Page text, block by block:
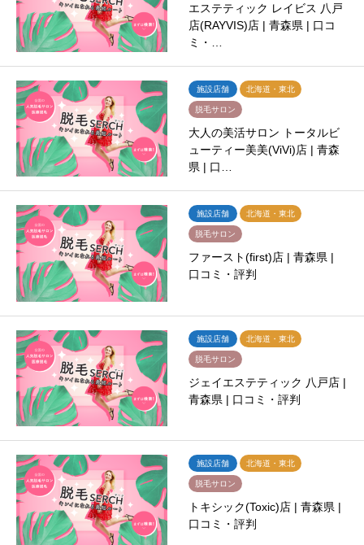
エステティック レイビス 八戸
店(RAYVIS)店 | 青森県 | 口コ
ミ・…
施設店舗 北海道・東北
脱毛サロン
大人の美活サロン トータルビ
ューティー美美(ViVi)店 | 青森
県 | 口…
施設店舗 北海道・東北
脱毛サロン
ファースト(first)店 | 青森県 |
口コミ・評判
施設店舗 北海道・東北
脱毛サロン
ジェイエステティック 八戸店 |
青森県 | 口コミ・評判
施設店舗 北海道・東北
脱毛サロン
トキシック(Toxic)店 | 青森県 |
口コミ・評判